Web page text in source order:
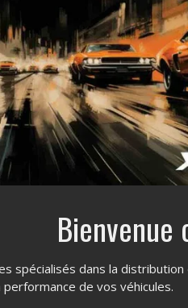
spécialisés dans la
performance de vos véhicules.